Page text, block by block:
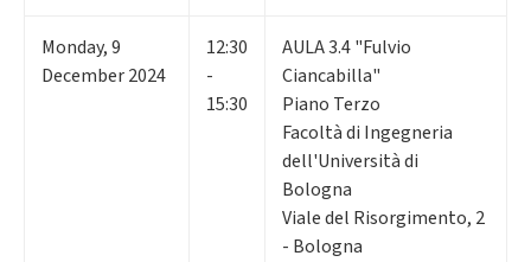
Monday,9
December 2024
12:30
-
15:30
AULA 3.4 "Fulvio
Ciancabilla"
Piano Terzo
Facoltà di Ingegneria
dell'Università di
Bologna
Viale del Risorgimento, 2
- Bologna